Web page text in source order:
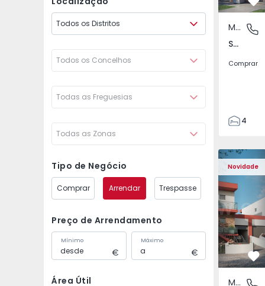
Todos os Distritos
Todos os Concelhos
Todas as Freguesias
Todas as Zonas
Tipo de Negócio
Comprar Arrendar Trespasse
Preço de Arrendamento
Mínimo Máximo
Área Útil
São
Moradia Geminada
São João das Lampas e Terrugem, Lisboa
Comprar
4
135
193
240
Novidade
Moradia Geminada
Moradia
Moradia Geminada